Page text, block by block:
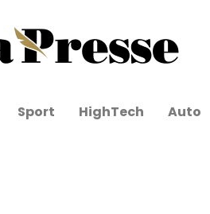
Sport HighTech Auto